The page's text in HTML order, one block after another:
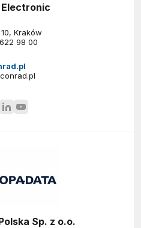
Kraków
98 00
Sp. z o.o.